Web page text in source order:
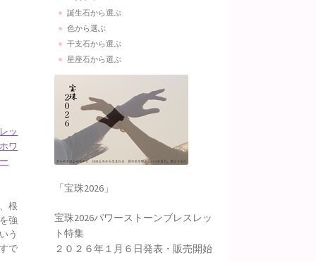
ッ
ワ
根
強
う
で
誕生石から選ぶ
色から選ぶ
干支石から選ぶ
星座石から選ぶ
「宝珠2026」
宝珠2026パワーストーンブレスレッ
ト特集
２０２６年１月６日発表・販売開始